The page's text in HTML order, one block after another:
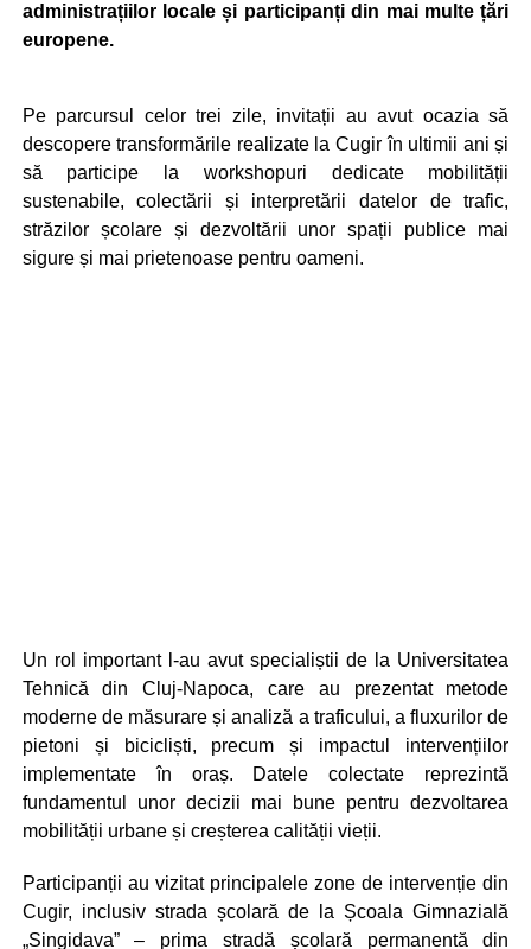
administrațiilor locale și participanți din mai multe țări
europene.
Pe parcursul celor trei zile, invitații au avut ocazia să
descopere transformările realizate la Cugir în ultimii ani și
să participe la workshopuri dedicate mobilității
sustenabile, colectării și interpretării datelor de trafic,
străzilor școlare și dezvoltării unor spații publice mai
sigure și mai prietenoase pentru oameni.
Un rol important l-au avut specialiștii de la Universitatea
Tehnică din Cluj-Napoca, care au prezentat metode
moderne de măsurare și analiză a traficului, a fluxurilor de
pietoni și bicicliști, precum și impactul intervențiilor
implementate în oraș. Datele colectate reprezintă
fundamentul unor decizii mai bune pentru dezvoltarea
mobilității urbane și creșterea calității vieții.
Participanții au vizitat principalele zone de intervenție din
Cugir, inclusiv strada școlară de la Școala Gimnazială
„Singidava” – prima stradă școlară permanentă din